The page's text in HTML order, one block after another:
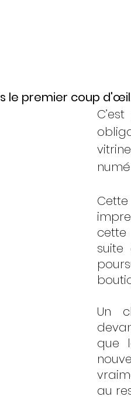
le premier coup
suite
Un
que
au